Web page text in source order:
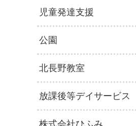
児童発達支援
公園
北長野教室
放課後等デイサービス
株式会社ひふみ